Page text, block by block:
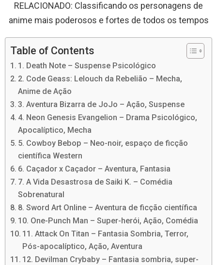
RELACIONADO: Classificando os personagens de
anime mais poderosos e fortes de todos os tempos
Table of Contents
1. Death Note – Suspense Psicológico
2. Code Geass: Lelouch da Rebelião – Mecha,
Anime de Ação
3. Aventura Bizarra de JoJo – Ação, Suspense
4. Neon Genesis Evangelion – Drama Psicológico,
Apocalíptico, Mecha
5. Cowboy Bebop – Neo-noir, espaço de ficção
científica Western
6. Caçador x Caçador – Aventura, Fantasia
7. A Vida Desastrosa de Saiki K. – Comédia
Sobrenatural
8. Sword Art Online – Aventura de ficção científica
10. One-Punch Man – Super-herói, Ação, Comédia
11. Attack On Titan – Fantasia Sombria, Terror,
Pós-apocalíptico, Ação, Aventura
12. Devilman Crybaby – Fantasia sombria, super-